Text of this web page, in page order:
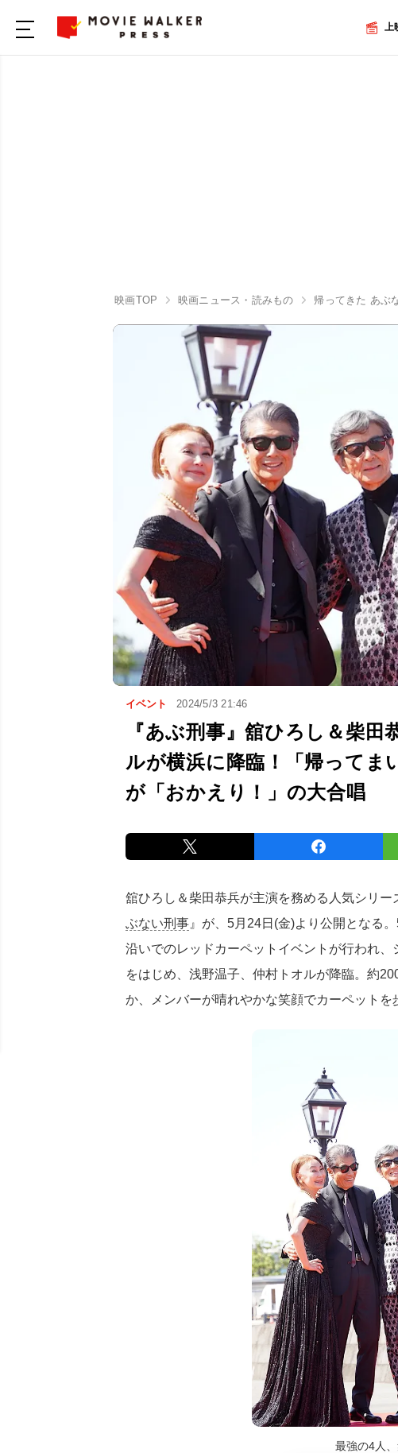
上
映画TOP 映画ニュース・読みもの 帰ってきた あぶ
イベント 2024/5/3 21:46
『あぶ刑事』舘ひろし＆柴田
ルが横浜に降臨！「帰ってま
が「おかえり！」の大合唱
舘ひろし＆柴田恭兵が主演を務める人気シリー
ぶない刑事 』が、5月24日(金)より公開となる
沿いでのレッドカーペットイベントが行われ
をはじめ、浅野温子、仲村トオルが降臨。約
か、メンバーが晴れやかな笑顔でカーペットを
最強の4人、